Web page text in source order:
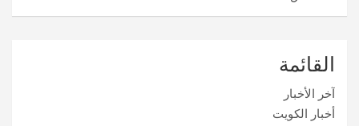
القائمة
آخر الأخبار
أخبار الكويت